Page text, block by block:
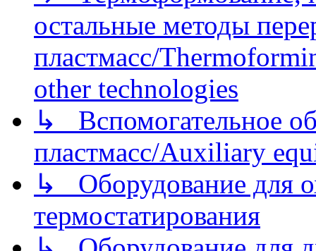
остальные методы
пластмасс/
other technologies
↳ Вспомогательное
пластмасс/Auxiliary
↳ Оборудование для
термостатирования